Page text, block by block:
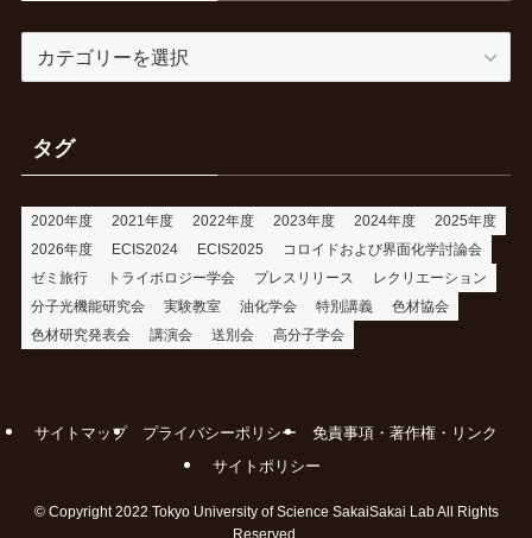
テ
ー
タグ
2020年度 2021年度 2022年度 2023年度 2024年度
2025年度
2026年度
ECIS2024 ECIS2025
コロイドおよび界面化学討論会
ゼミ旅行
トライボロジー学会 プレスリリース
レクリエーション
分子光機能研究会
実験教室 油化学会 特別講義
色材協会
色材研究発表会
講演会 送別会 高分子学会
サイトマップ プライバシーポリシー
免責事項・著作権・リンク
サイトポリシー
©Copyright 2022 Tokyo University of Science SakaiSakai Lab All Rights